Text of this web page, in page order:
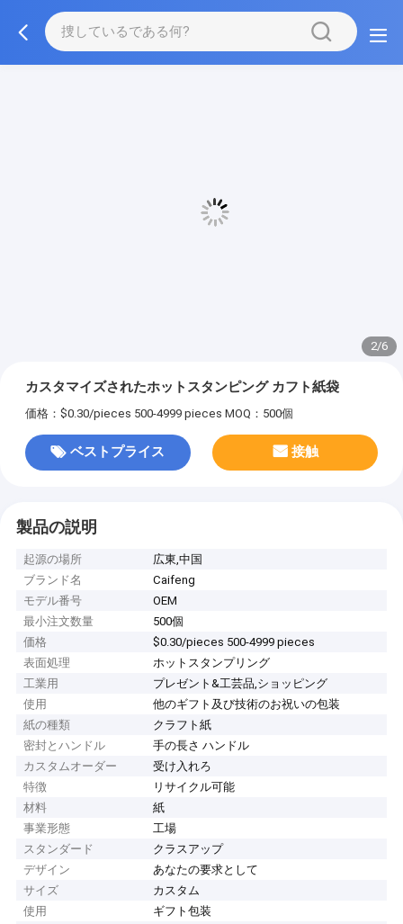
3/6
カスタマイズされたホットスタンピング カフト紙袋
価格：$0.30/pieces 500-4999 pieces MOQ：500個
ベストプライス 接触
製品の説明
起源の場所
広東,中国
ブランド名
Caifeng
モデル番号
OEM
最小注文数量
500個
価格
$0.30/pieces 500-4999 pieces
表面処理
ホットスタンプリング
工業用
プレゼント&工芸品,ショッピング
使用
他のギフト及び技術のお祝いの包装
紙の種類
クラフト紙
密封とハンドル
手の長さ ハンドル
カスタムオーダー
受け入れろ
特徴
リサイクル可能
材料
紙
事業形態
工場
スタンダード
クラスアップ
デザイン
あなたの要求として
サイズ
カスタム
使用
ギフト包装